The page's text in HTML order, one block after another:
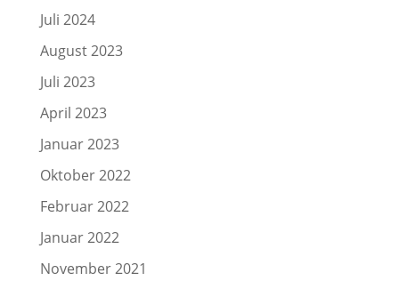
Juli 2024
August 2023
Juli 2023
April 2023
Januar 2023
Oktober 2022
Februar 2022
Januar 2022
November 2021